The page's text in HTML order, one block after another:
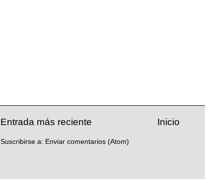
Entrada más reciente Inicio
Suscribirse a: Enviar comentarios (Atom)